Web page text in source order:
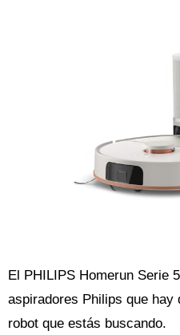
El PHILIPS Homerun Serie
aspiradores Philips que hay
robot que estás buscando.